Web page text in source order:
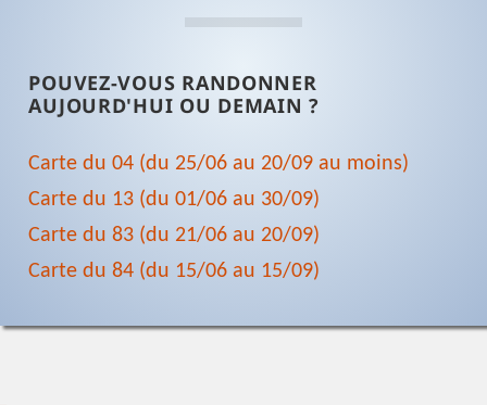
POUVEZ-VOUS RANDONNER
AUJOURD'HUI OU DEMAIN ?
Carte du 04 (du 25/06 au 20/09 au moins)
Carte du 13 (du 01/06 au 30/09)
Carte du 83 (du 21/06 au 20/09)
Carte du 84 (du 15/06 au 15/09)